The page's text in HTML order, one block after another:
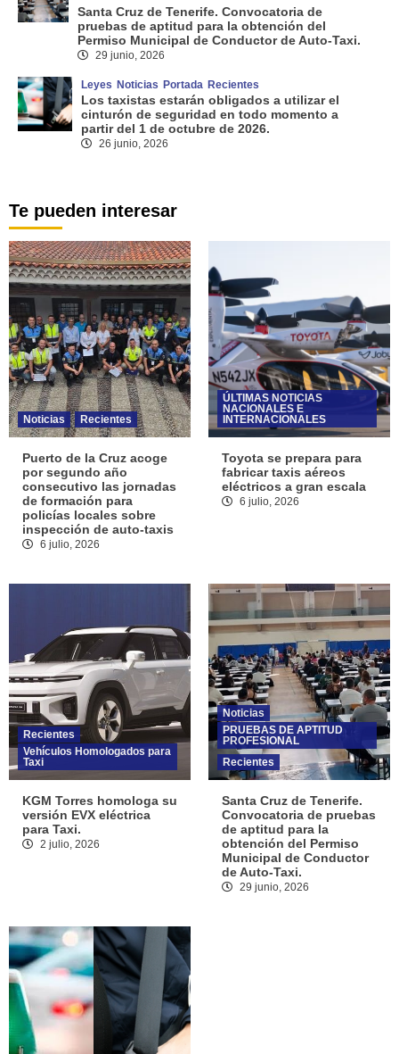
Santa Cruz de Tenerife. Convocatoria de
pruebas de aptitud para la obtención del
Permiso Municipal de Conductor de Auto-Taxi.
29 junio, 2026
Leyes Noticias Portada Recientes
Los taxistas estarán obligados a utilizar el
cinturón de seguridad en todo momento a
partir del 1 de octubre de 2026.
26 junio, 2026
Te pueden interesar
Noticias Recientes
Puerto de la Cruz acoge
por segundo año
consecutivo las jornadas
de formación para
policías locales sobre
inspección de auto-taxis
6 julio, 2026
ÚLTIMAS NOTICIAS
NACIONALES E
INTERNACIONALES
Toyota se prepara para
fabricar taxis aéreos
eléctricos a gran escala
6 julio, 2026
Recientes
Vehículos Homologados para
Taxi
KGM Torres homologa su
versión EVX eléctrica
para Taxi.
2 julio, 2026
Noticias
PRUEBAS DE APTITUD
PROFESIONAL
Recientes
Santa Cruz de Tenerife.
Convocatoria de pruebas
de aptitud para la
obtención del Permiso
Municipal de Conductor
de Auto-Taxi.
29 junio, 2026